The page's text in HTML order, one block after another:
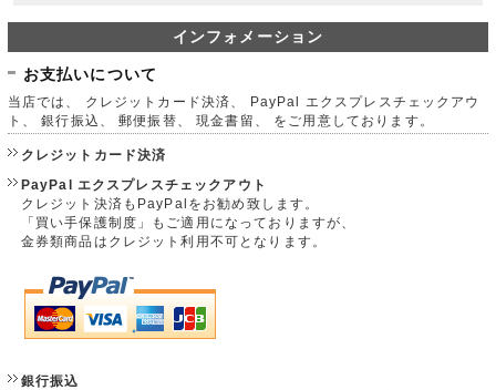
インフォメーション
お支払いについて
当店では、 クレジットカード決済、 PayPal エクスプレスチェックアウ
ト、 銀行振込、 郵便振替、 現金書留、 をご用意しております。
クレジットカード決済
PayPal エクスプレスチェックアウト
クレジット決済もPayPalをお勧め致します。
「買い手保護制度」もご適用になっておりますが、
金券類商品はクレジット利用不可となります。
銀行振込